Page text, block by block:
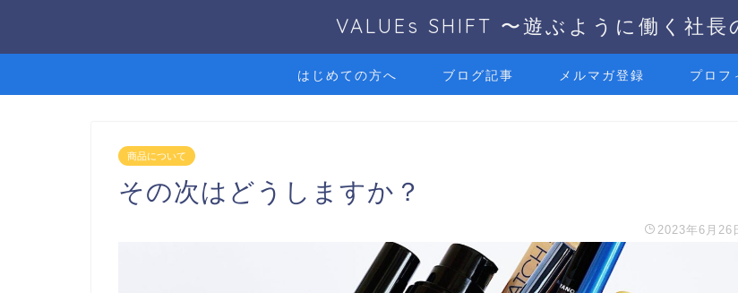
VALUEs SHIFT 〜遊ぶように働く社長
はじめての方へ ブログ記事 メルマガ登録 プロフ
商品について
その次はどうしますか？
2023年6月26